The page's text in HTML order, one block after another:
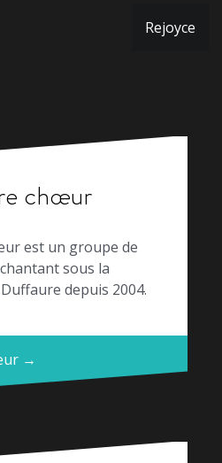
Rejoyce
chœur
est un groupe de
sous la
depuis 2004.
→